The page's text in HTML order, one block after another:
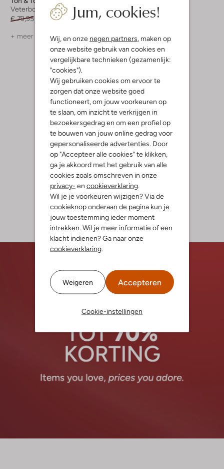
Jum, cookies!
Wij, en onze negen partners, maken op
onze website gebruik van cookies en
vergelijkbare technieken (gezamenlijk:
"cookies").
Wij gebruiken cookies om ervoor te
zorgen dat onze website goed
functioneert, om jouw voorkeuren op
te slaan, om inzicht te verkrijgen in
bezoekersgedrag en om een profiel op
te bouwen van jouw online gedrag voor
gepersonaliseerde advertenties. Door
op "Accepteer alle cookies" te klikken,
ga je akkoord met het gebruik van alle
cookies zoals omschreven in onze
privacy- en cookieverklaring.
Wil je je voorkeuren wijzigen? Via de
cookieknop onderaan de pagina kun je
jouw toestemming ieder moment
intrekken. Wil je meer informatie of een
klacht indienen? Ga naar onze
cookieverklaring.
Weigeren Accepteren
Cookie-instellingen
Veterboots
€ 79,95
€ 39,99
+ meer kleuren
Veterboots
€ 79,95 € 47,99
+ meer kleuren